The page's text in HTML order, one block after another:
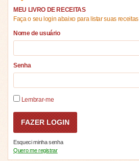
MEU LIVRO DE RECEITAS
Faça o seu login abaixo para listar suas receitas
Nome de usuário
Senha
Lembrar-me
Esqueci minha senha
Quero me registrar